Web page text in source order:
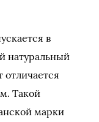
в
натуральный
отличается
Такой
марки